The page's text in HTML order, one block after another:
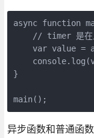
async function
// timer 是在
var value =
}
main();
异步函数和普通函